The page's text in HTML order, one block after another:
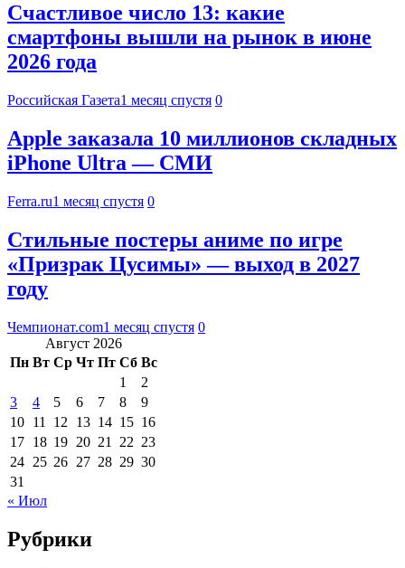
Счастливое число 13: какие
смартфоны вышли на рынок в июне
2026 года
Российская Газета1 месяц спустя 0
Apple заказала 10 миллионов складных
iPhone Ultra — СМИ
Ferra.ru1 месяц спустя 0
Стильные постеры аниме по игре
«Призрак Цусимы» — выход в 2027
году
Чемпионат.com1 месяц спустя 0
Август 2026
Пн Вт Ср Чт Пт Сб Вс
1
2
3
4 5 6 7 8
9
10 11 12 13 14 15 16
17 18 19 20 21 22 23
24 25 26 27 28 29 30
31
« Июл
Рубрики